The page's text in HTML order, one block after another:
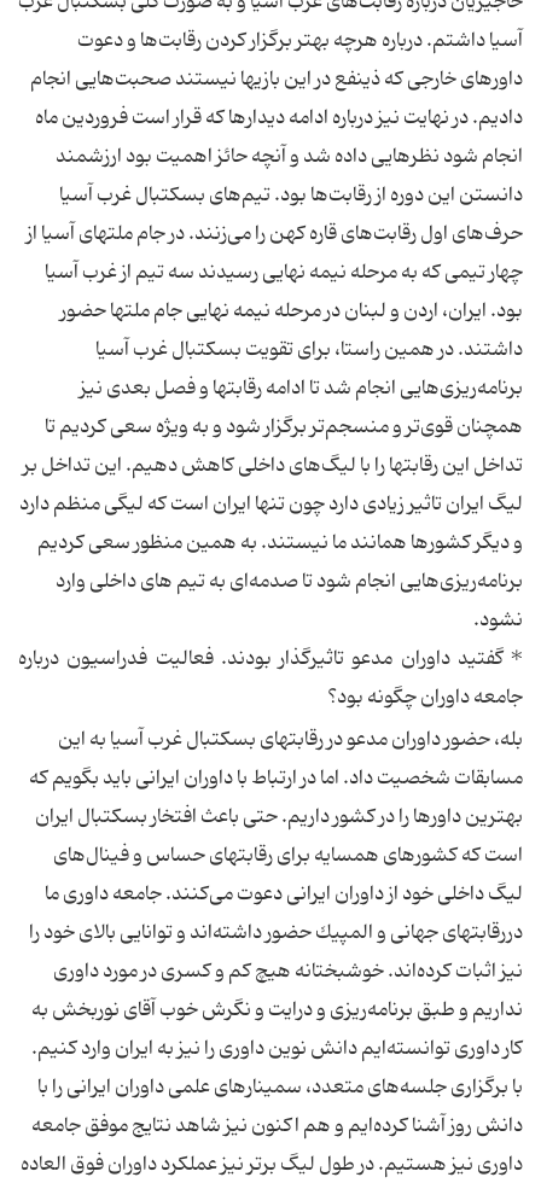
آسیا داشتم. درباره هرچه بهتر برگزار كردن رقابت‌ها و دعوت
داورهای خارجی كه ذینفع در این بازیها نیستند صحبت‌هایی انجام
دادیم. در نهایت نیز درباره ادامه دیدارها كه قرار است فروردین ماه
انجام شود نظرهایی داده شد و آنچه حائز اهمیت بود ارزشمند
دانستن این دوره از رقابت‌ها بود. تیم‌های بسكتبال غرب آسیا
حرف‌های اول رقابت‌های قاره كهن را می‌زنند. در جام ملتهای آسیا از
چهار تیمی كه به مرحله نیمه نهایی رسیدند سه تیم از غرب آسیا
بود. ایران، اردن و لبنان در مرحله نیمه نهایی جام ملتها حضور
داشتند. در همین راستا، برای تقویت بسكتبال غرب آسیا
برنامه‌ریزی‌هایی انجام شد تا ادامه رقابتها و فصل بعدی نیز
همچنان قوی‌تر و منسجم‌تر برگزار شود و به ویژه سعی كردیم تا
تداخل این رقابتها را با لیگ‌های داخلی كاهش دهیم. این تداخل بر
لیگ ایران تاثیر زیادی دارد چون تنها ایران است كه لیگی منظم دارد
و دیگر كشورها همانند ما نیستند. به همین منظور سعی كردیم
برنامه‌ریزی‌هایی انجام شود تا صدمه‌ای به تیم های داخلی وارد
نشود.
*‌ گفتید داوران مدعو تاثیرگذار بودند. فعالیت فدراسیون درباره
جامعه داوران چگونه بود؟
بله، حضور داوران مدعو در رقابتهای بسكتبال غرب آسیا به این
مسابقات شخصیت داد. اما در ارتباط با داوران ایرانی باید بگویم كه
بهترین داورها را در كشور داریم. حتی باعث افتخار بسكتبال ایران
است كه كشورهای همسایه برای رقابتهای حساس و فینال‌های
لیگ داخلی خود از داوران ایرانی دعوت می‌كنند. جامعه داوری ما
دررقابتهای جهانی و المپیك حضور داشته‌اند و توانایی بالای خود را
نیز اثبات كرده‌اند. خوشبختانه هیچ كم و كسری در مورد داوری
نداریم و طبق برنامه‌ریزی و درایت و نگرش خوب آقای نوربخش به
كار داوری توانسته‌ایم دانش نوین داوری را نیز به ایران وارد كنیم.
با برگزاری جلسه‌های متعدد، سمینارهای علمی داوران ایرانی را با
دانش روز آشنا كرده‌ایم و هم اكنون نیز شاهد نتایج موفق جامعه
داوری نیز هستیم. در طول لیگ برتر نیز عملكرد داوران فوق العاده